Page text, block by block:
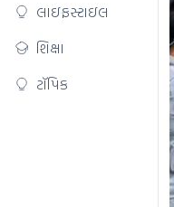
લાઇફસ્ટાઇલ
શિક્ષા
ટૉપિક